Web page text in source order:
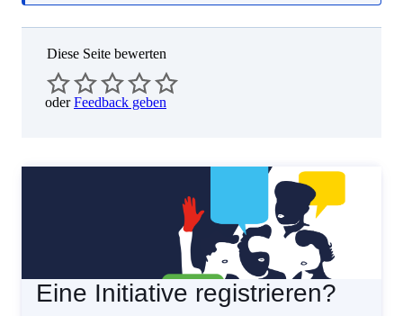
Diese Seite bewerten
oderFeedback geben
Eine Initiative registrieren?